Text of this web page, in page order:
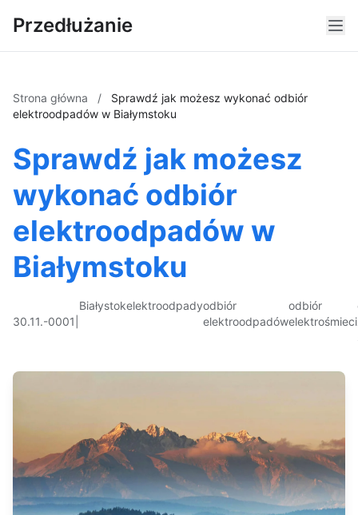
Przedłużanie
Strona główna /
Sprawdź jak możesz wykonać odbiór
elektroodpadów w Białymstoku
Sprawdź jak możesz
wykonać odbiór
elektroodpadów w
Białymstoku
30.11.-0001
Białystokelektroodpadyodbiór
elektroodpadów
odbiór
elektrośmieci